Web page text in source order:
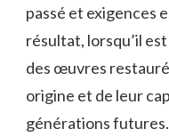
passé et exigences
résultat, lorsqu’il
des œuvres
origine et de leur
générations futures.